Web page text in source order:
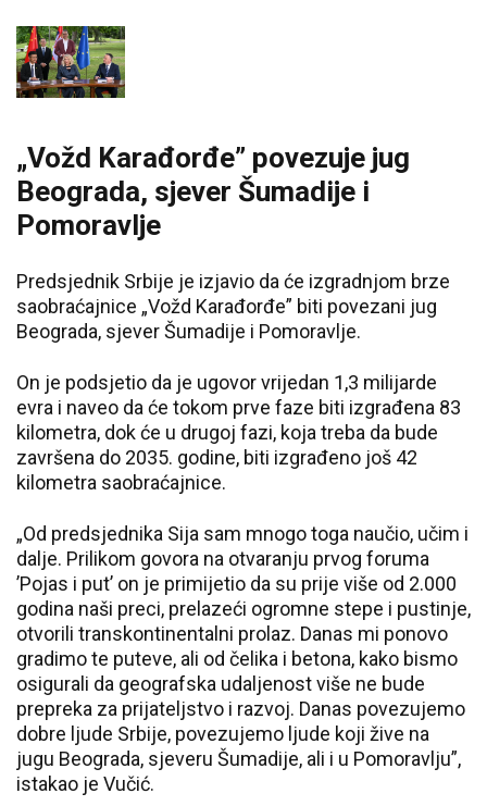
„Vožd Karađorđe” povezuje jug
Beograda, sjever Šumadije i
Pomoravlje
Predsjednik Srbije je izjavio da će izgradnjom brze
saobraćajnice „Vožd Karađorđe” biti povezani jug
Beograda, sjever Šumadije i Pomoravlje.
On je podsjetio da je ugovor vrijedan 1,3 milijarde
evra i naveo da će tokom prve faze biti izgrađena 83
kilometra, dok će u drugoj fazi, koja treba da bude
završena do 2035. godine, biti izgrađeno još 42
kilometra saobraćajnice.
„Od predsjednika Sija sam mnogo toga naučio, učim i
dalje. Prilikom govora na otvaranju prvog foruma
’Pojas i put’ on je primijetio da su prije više od 2.000
godina naši preci, prelazeći ogromne stepe i pustinje,
otvorili transkontinentalni prolaz. Danas mi ponovo
gradimo te puteve, ali od čelika i betona, kako bismo
osigurali da geografska udaljenost više ne bude
prepreka za prijateljstvo i razvoj. Danas povezujemo
dobre ljude Srbije, povezujemo ljude koji žive na
jugu Beograda, sjeveru Šumadije, ali i u Pomoravlju”,
istakao je Vučić.